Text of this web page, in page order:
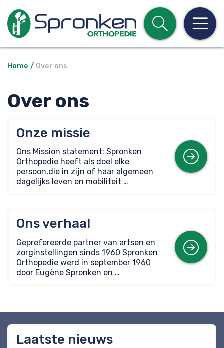
Open
Home Over ons
Over ons
Onze missie
Ons Mission statement: Spronken
Orthopedie heeft als doel elke
persoon,die in zijn of haar algemeen
dagelijks leven en mobiliteit …
Ons verhaal
Geprefereerde partner van artsen en
zorginstellingen sinds 1960 Spronken
Orthopedie werd in september 1960
door Eugène Spronken en …
Laatste nieuws